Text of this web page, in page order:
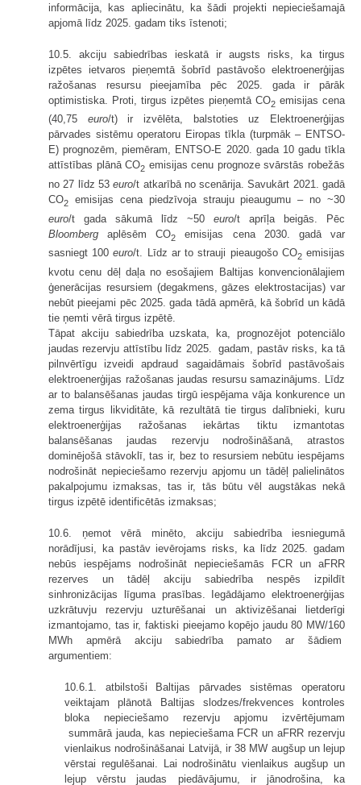
informācija, kas apliecinātu, ka šādi projekti nepieciešamajā
apjomā līdz 2025. gadam tiks īstenoti;
10.5. akciju sabiedrības ieskatā ir augsts risks, ka tirgus
izpētes ietvaros pieņemtā šobrīd pastāvošo elektroenerģijas
ražošanas resursu pieejamība pēc 2025. gada ir pārāk
optimistiska. Proti, tirgus izpētes pieņemtā CO2 emisijas cena
(40,75 euro/t) ir izvēlēta, balstoties uz Elektroenerģijas
pārvades sistēmu operatoru Eiropas tīkla (turpmāk – ENTSO-
E) prognozēm, piemēram, ENTSO-E 2020. gada 10 gadu tīkla
attīstības plānā CO2 emisijas cenu prognoze svārstās robežās
no 27 līdz 53euro/t atkarībā no scenārija. Savukārt 2021. gadā
CO2
emisijas cena piedzīvoja strauju pieaugumu – no ~30
euro/t gada sākumā līdz ~50 euro/t aprīļa beigās. Pēc
Bloomberg aplēsēm CO2
emisijas cena 2030. gadā var
sasniegt 100euro/t. Līdz ar to strauji pieaugošo CO2emisijas
kvotu cenu dēļ daļa no esošajiem Baltijas konvencionālajiem
ģenerācijas resursiem (degakmens, gāzes elektrostacijas) var
nebūt pieejami pēc 2025. gada tādā apmērā, kā šobrīd un kādā
tie ņemti vērā tirgus izpētē.
Tāpat akciju sabiedrība uzskata, ka, prognozējot potenciālo
jaudas rezervju attīstību līdz 2025. gadam, pastāv risks, ka tā
pilnvērtīgu izveidi apdraud sagaidāmais šobrīd pastāvošais
elektroenerģijas ražošanas jaudas resursu samazinājums. Līdz
ar to balansēšanas jaudas tirgū iespējama vāja konkurence un
zema tirgus likviditāte, kā rezultātā tie tirgus dalībnieki, kuru
elektroenerģijas ražošanas iekārtas tiktu izmantotas
balansēšanas jaudas rezervju nodrošināšanā, atrastos
dominējošā stāvoklī, tas ir, bez to resursiem nebūtu iespējams
nodrošināt nepieciešamo rezervju apjomu un tādēļ palielinātos
pakalpojumu izmaksas, tas ir, tās būtu vēl augstākas nekā
tirgus izpētē identificētās izmaksas;
10.6. ņemot vērā minēto, akciju sabiedrība iesniegumā
norādījusi, ka pastāv ievērojams risks, ka līdz 2025. gadam
nebūs iespējams nodrošināt nepieciešamās FCR un aFRR
rezerves un tādēļ akciju sabiedrība nespēs izpildīt
sinhronizācijas līguma prasības. Iegādājamo elektroenerģijas
uzkrātuvju rezervju uzturēšanai un aktivizēšanai lietderīgi
izmantojamo, tas ir, faktiski pieejamo kopējo jaudu 80 MW/160
MWh apmērā akciju sabiedrība pamato ar šādiem
argumentiem:
10.6.1. atbilstoši Baltijas pārvades sistēmas operatoru
veiktajam plānotā Baltijas slodzes/frekvences kontroles
bloka nepieciešamo rezervju apjomu izvērtējumam
summārā jauda, kas nepieciešama FCR un aFRR rezervju
vienlaikus nodrošināšanai Latvijā, ir 38 MW augšup un lejup
vērstai regulēšanai. Lai nodrošinātu vienlaikus augšup un
lejup vērstu jaudas piedāvājumu, ir jānodrošina, ka